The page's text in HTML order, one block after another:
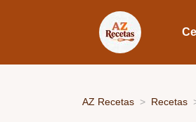
AZ Recetas Recetas